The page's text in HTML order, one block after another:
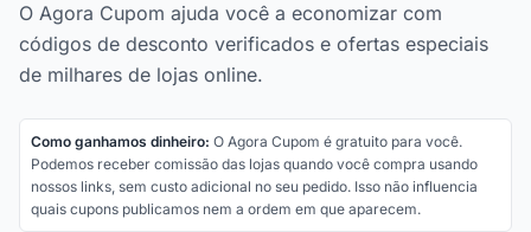
O Agora Cupom ajuda você a economizar com
códigos de desconto verificados e ofertas especiais
de milhares de lojas online.
Como ganhamos dinheiro: O Agora Cupom é gratuito para você.
Podemos receber comissão das lojas quando você compra usando
nossos links, sem custo adicional no seu pedido. Isso não influencia
quais cupons publicamos nem a ordem em que aparecem.